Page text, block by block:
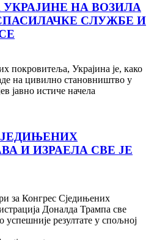
НА ВОЗИЛА
СЛУЖБЕ И
покровитеља, Украјина је, како
на цивилно становништво у
јавно истиче начела
И ИЗРАЕЛА СВЕ ЈЕ
за Конгрес Сједињених
Доналда Трампа све
резултате у спољној